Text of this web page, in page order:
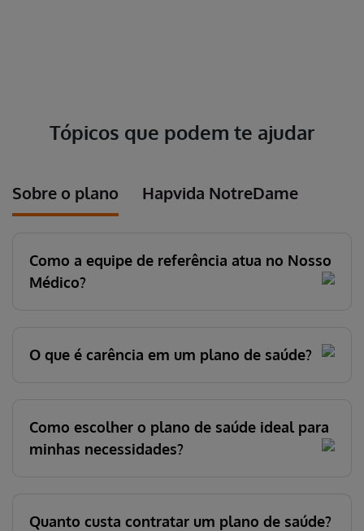
Tópicos que podem te ajudar
Sobre o plano Hapvida NotreDame
Como a equipe de referência atua no Nosso
Médico?
O que é carência em um plano de saúde?
Como escolher o plano de saúde ideal para
minhas necessidades?
Quanto custa contratar um plano de saúde?